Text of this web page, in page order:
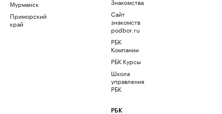
Мурманск
Приморский
край
Сайт
знакомств
podbor.ru
РБК
Компании
РБК Курсы
Школа
управления
РБК
РБК